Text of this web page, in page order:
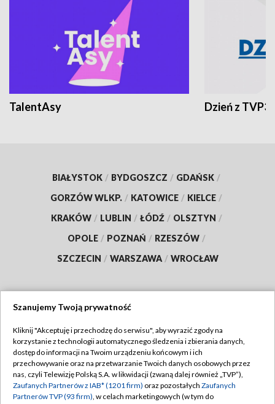
TalentAsy Dzień z TVP3
BIAŁYSTOK / BYDGOSZCZ / GDAŃSK /
GORZÓW WLKP. / KATOWICE / KIELCE /
KRAKÓW / LUBLIN / ŁÓDŹ / OLSZTYN /
OPOLE / POZNAŃ / RZESZÓW /
SZCZECIN / WARSZAWA / WROCŁAW
TVP
Abonament TVP
Emisja w TVP
Regulamin TVP
Polityka prywatności
Szanujemy Twoją prywatność
Kliknij "Akceptuję i przechodzę do serwisu", aby wyrazić zgody na
korzystanie z technologii automatycznego śledzenia i zbierania danych,
dostęp do informacji na Twoim urządzeniu końcowym i ich
przechowywanie oraz na przetwarzanie Twoich danych osobowych przez
nas, czyli Telewizję Polską S.A. w likwidacji (zwaną dalej również „TVP”),
Zaufanych Partnerów z IAB* (1201 firm) oraz pozostałych Zaufanych
Partnerów TVP (93 firm), w celach marketingowych (w tym do